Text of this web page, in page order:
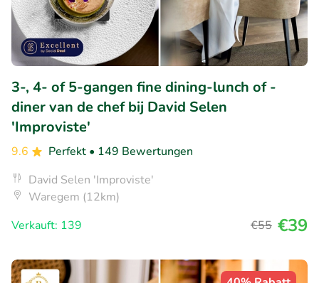
3-, 4- of 5-gangen fine dining-lunch of -
diner van de chef bij David Selen
'Improviste'
9.6 Perfekt • 149 Bewertungen
David Selen 'Improviste'
Waregem (12km)
Verkauft: 139
€55 €39